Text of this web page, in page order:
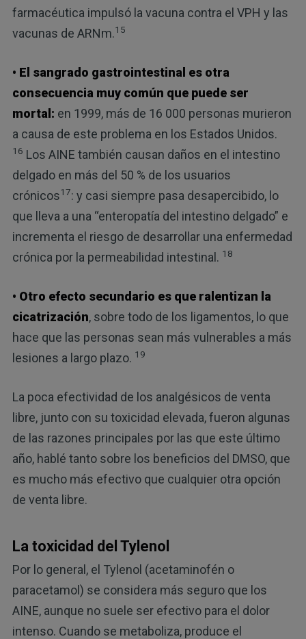
farmacéutica impulsó la vacuna contra el VPH y las
vacunas de ARNm.15
• El sangrado gastrointestinal es otra
consecuencia muy común que puede ser
mortal: en 1999, más de 16 000 personas murieron
a causa de este problema en los Estados Unidos.
16 Los AINE también causan daños en el intestino
delgado en más del 50 % de los usuarios
crónicos17: y casi siempre pasa desapercibido, lo
que lleva a una “enteropatía del intestino delgado” e
incrementa el riesgo de desarrollar una enfermedad
crónica por la permeabilidad intestinal. 18
• Otro efecto secundario es que ralentizan la
cicatrización, sobre todo de los ligamentos, lo que
hace que las personas sean más vulnerables a más
lesiones a largo plazo. 19
La poca efectividad de los analgésicos de venta
libre, junto con su toxicidad elevada, fueron algunas
de las razones principales por las que este último
año, hablé tanto sobre los beneficios del DMSO, que
es mucho más efectivo que cualquier otra opción
de venta libre.
La toxicidad del Tylenol
Por lo general, el Tylenol (acetaminofén o
paracetamol) se considera más seguro que los
AINE, aunque no suele ser efectivo para el dolor
intenso. Cuando se metaboliza, produce el